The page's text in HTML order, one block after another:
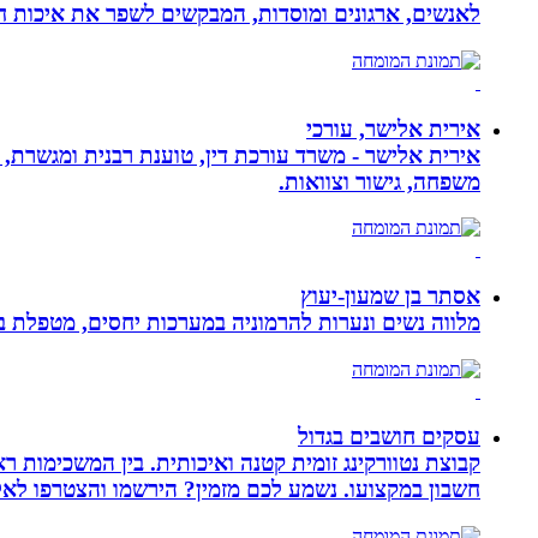
לאנשים, ארגונים ומוסדות, המבקשים לשפר את איכות
אירית אלישר, עורכי
אירית אלישר - משרד עורכת דין, טוענת רבנית
משפחה, גישור וצוואות.
אסתר בן שמעון-יעוץ
מלווה נשים ונערות להרמוניה במערכות יחסים, מטפלת
עסקים חושבים בגדול
חשבון במקצועו. נשמע לכם מזמין? הירשמו והצטרפו